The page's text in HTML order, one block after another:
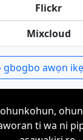
Flickr
Mixcloud
gbogbo awọn
ti wa ni